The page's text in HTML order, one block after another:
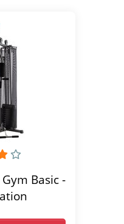
Basic -